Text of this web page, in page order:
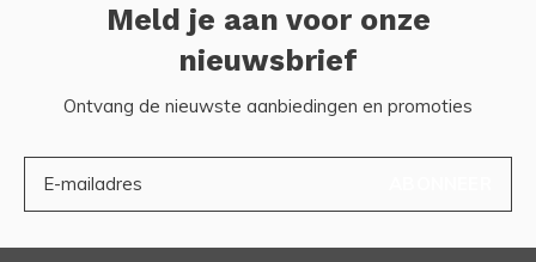
Meld je aan voor onze
nieuwsbrief
Ontvang de nieuwste aanbiedingen en promoties